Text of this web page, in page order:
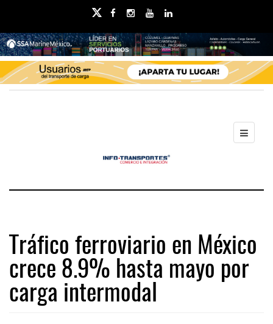
Tráfico ferroviario en México
crece 8.9% hasta mayo por
carga intermodal